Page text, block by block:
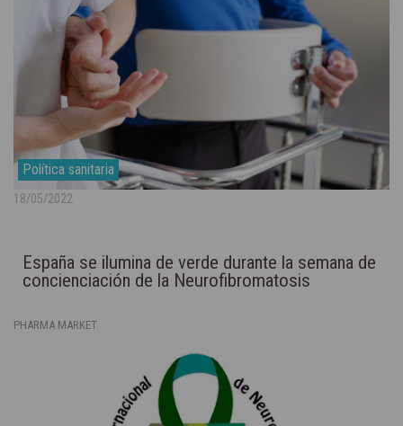
Política sanitaria
18/05/2022
España se ilumina de verde durante la semana de
concienciación de la Neurofibromatosis
PHARMA MARKET